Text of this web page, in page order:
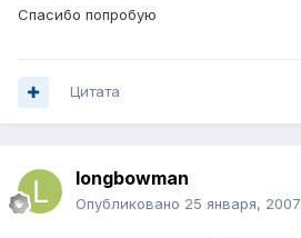
Спасибо попробую
Цитата
longbowman
Опубликовано 25 января, 2007